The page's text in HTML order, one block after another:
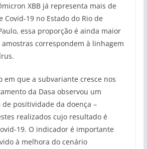
XBB já representa mais de
Covid-19 no Estado do Rio de
essa proporção é ainda maior
amostras correspondem à linhagem
em que a subvariante cresce nos
da Dasa observou um
positividade da doença –
realizados cujo resultado é
19. O indicador é importante
à melhora do cenário